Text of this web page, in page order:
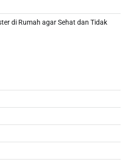
di Rumah agar Sehat dan Tidak